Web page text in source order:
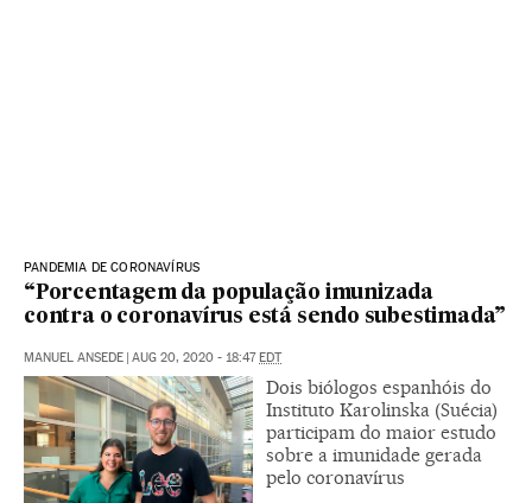
PANDEMIA DE CORONAVÍRUS
“Porcentagem da população imunizada
contra o coronavírus está sendo subestimada”
MANUEL ANSEDE | AUG 20, 2020 - 18:47EDT
Dois biólogos espanhóis do
Instituto Karolinska (Suécia)
participam do maior estudo
sobre a imunidade gerada
pelo coronavírus